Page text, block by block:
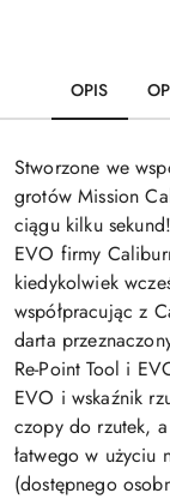
OPIS
Stworzone we
grotów Mission
ciągu kilku
EVO firmy
kiedykolwiek
współpracując z
darta
Re-Point Tool i
EVO i wskaźnik
czopy do rzutek,
łatwego w użyciu
(dostępnego